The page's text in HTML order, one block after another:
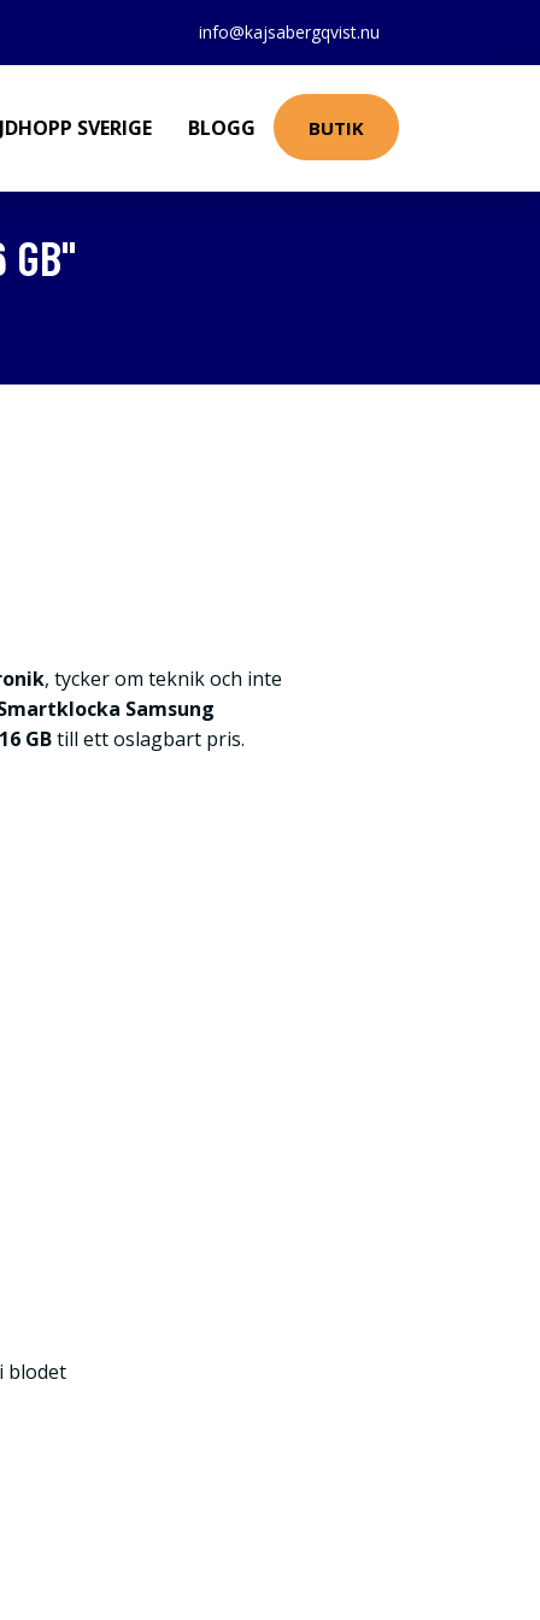
info@kajsabergqvist.nu
SVERIGE BLOGG BUTIK
GB"
, tycker om teknik och inte
Samsung
GBtill ett oslagbart pris.
blodet